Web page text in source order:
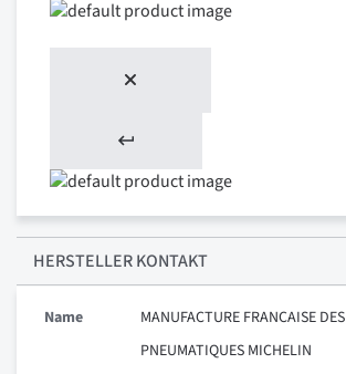
HERSTELLER KONTAKT
Name
MANUFACTURE FRANCAISE DES
PNEUMATIQUES MICHELIN